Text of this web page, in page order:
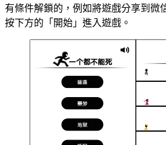
有條件解鎖的，例如將遊戲分享到微
按下方的「開始」進入遊戲。